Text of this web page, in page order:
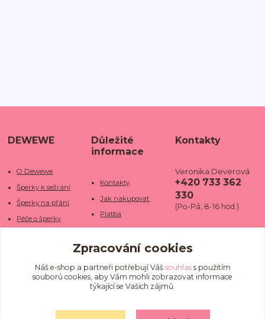
DEWEWE
O Dewewe
Šperky k sežrání
Šperky na přání
Péče o šperky
Kamenné obchody
Fotogalerie
Důležité
informace
Kontakty
Jak nakupovat
Platba
Doba dodání
Doprava
Obchodní podmínky
Ochrana osobních
Kontakty
Veronika Deverová
+420 733 362
330
(Po-Pá, 8-16 hod.)
we.cz
Zpracování cookies
Náš e-shop a partneři potřebují Váš souhlass použitím
souborů cookies, aby Vám mohli zobrazovat informace
týkající se Vašich zájmů.